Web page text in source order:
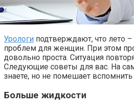
Урологи подтверждают, что лето –
проблем для женщин. При этом
довольно проста. Ситуация
Следующие советы для вас. На
знаете, но не помешает вспомнить
Больше жидкости